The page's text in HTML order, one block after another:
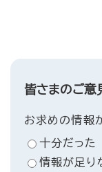
皆さまのご意
お求めの情報
十分だった
情報が足り